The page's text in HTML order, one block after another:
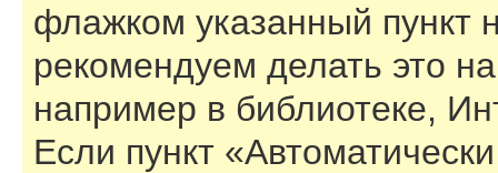
флажком указанный пункт
рекомендуем делать это
например в библиотеке,
Если пункт